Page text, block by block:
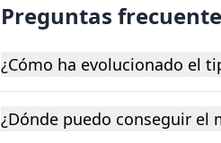
Preguntas
¿Cómo ha evolucionado el
¿Dónde puedo conseguir el